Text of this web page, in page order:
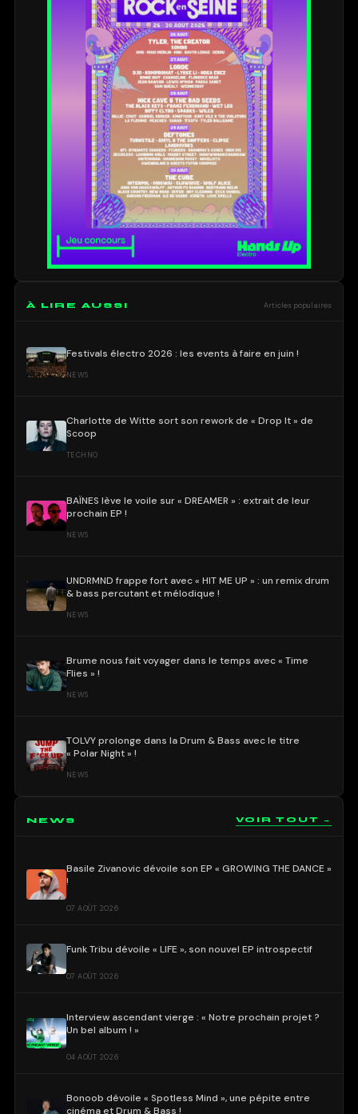
À LIRE AUSSI Articles populaires
Festivals électro 2026 : les events à faire en juin !
NEWS
Charlotte de Witte sort son rework de « Drop It » de
Scoop
TECHNO
BAÏNES lève le voile sur « DREAMER » : extrait de leur
prochain EP !
NEWS
UNDRMND frappe fort avec « HIT ME UP » : un remix drum
& bass percutant et mélodique !
NEWS
Brume nous fait voyager dans le temps avec « Time
Flies » !
NEWS
TOLVY prolonge dans la Drum & Bass avec le titre
« Polar Night » !
NEWS
NEWS VOIR TOUT →
Basile Zivanovic dévoile son EP « GROWING THE DANCE »
!
07 AOÛT 2026
Funk Tribu dévoile « LIFE », son nouvel EP introspectif
07 AOÛT 2026
Interview ascendant vierge : « Notre prochain projet ?
Un bel album ! »
04 AOÛT 2026
Bonoob dévoile « Spotless Mind », une pépite entre
cinéma et Drum & Bass !